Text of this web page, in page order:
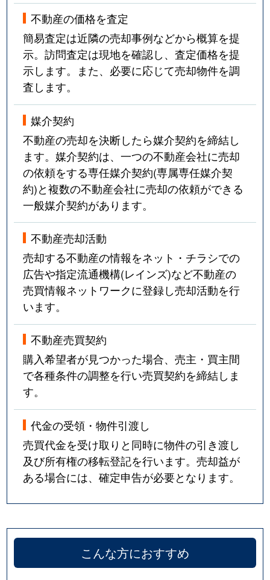
不動産の価格を査定
簡易査定は近隣の売却事例などから概算を提
示。訪問査定は現地を確認し、査定価格を提
示します。また、必要に応じて売却物件を調
査します。
媒介契約
不動産の売却を決断したら媒介契約を締結し
ます。媒介契約は、一つの不動産会社に売却
の依頼をする専任媒介契約(専属専任媒介契
約)と複数の不動産会社に売却の依頼ができる
一般媒介契約があります。
不動産売却活動
売却する不動産の情報をネット・チラシでの
広告や指定流通機構(レインズ)など不動産の
売買情報ネットワークに登録し売却活動を行
います。
不動産売買契約
購入希望者が見つかった場合、売主・買主間
で各種条件の調整を行い売買契約を締結しま
す。
代金の受領・物件引渡し
売買代金を受け取りと同時に物件の引き渡し
及び所有権の移転登記を行います。売却益が
ある場合には、確定申告が必要となります。
こんな方におすすめ